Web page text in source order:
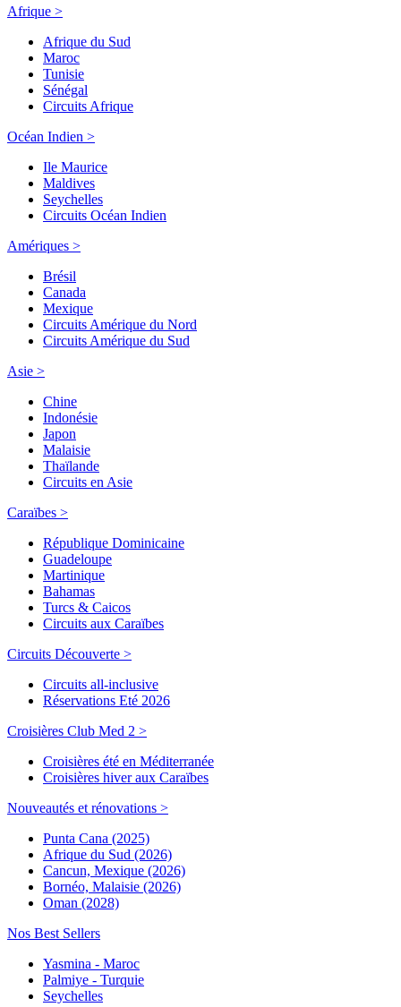
Afrique >
Afrique du Sud
Maroc
Tunisie
Sénégal
Circuits Afrique
Océan Indien >
Ile Maurice
Maldives
Seychelles
Circuits Océan Indien
Amériques >
Brésil
Canada
Mexique
Circuits Amérique du Nord
Circuits Amérique du Sud
Asie >
Chine
Indonésie
Japon
Malaisie
Thaïlande
Circuits en Asie
Caraïbes >
République Dominicaine
Guadeloupe
Martinique
Bahamas
Turcs & Caicos
Circuits aux Caraïbes
Circuits Découverte >
Circuits all-inclusive
Réservations Eté 2026
Croisières Club Med 2 >
Croisières été en Méditerranée
Croisières hiver aux Caraïbes
Nouveautés et rénovations >
Punta Cana (2025)
Afrique du Sud (2026)
Cancun, Mexique (2026)
Bornéo, Malaisie (2026)
Oman (2028)
Nos Best Sellers
Yasmina - Maroc
Palmiye - Turquie
Seychelles